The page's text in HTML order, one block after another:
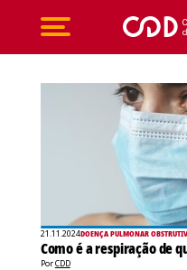
21.11.2024DOENÇA PULMONAR
Como é a respiração de
PorCDD